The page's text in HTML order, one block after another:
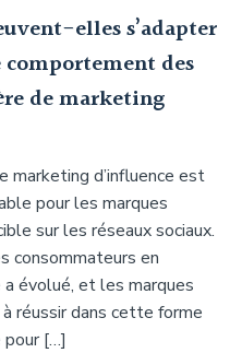
elles s’adapter
comportement des
de marketing
marketing d’influence est
pour les marques
sur les réseaux sociaux.
consommateurs en
évolué, et les marques
réussir dans cette forme
pour […]